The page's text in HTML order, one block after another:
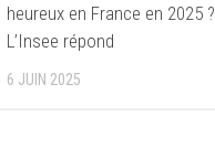
heureux en France en 2025 ?
L’Insee répond
6 JUIN 2025